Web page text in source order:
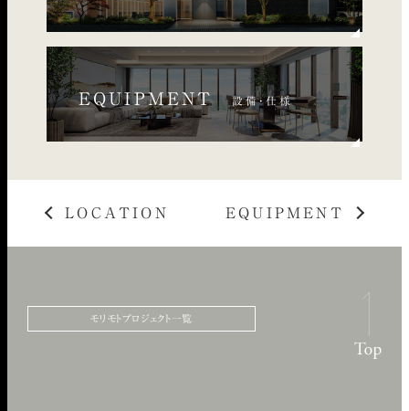
EQUIPMENT 設備・仕様
LOCATION EQUIPMENT
モリモトプロジェクト一覧